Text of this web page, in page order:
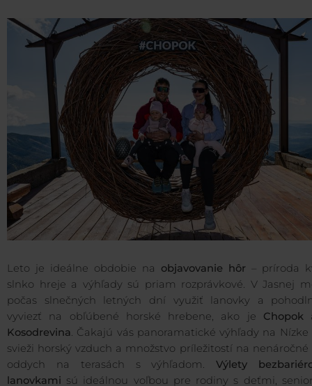
Leto je ideálne obdobie na objavovanie hôr – príroda
slnko hreje a výhľady sú priam rozprávkové. V Jasnej
počas slnečných letných dní využiť lanovky a
vyviezť na obľúbené horské hrebene, ako je Chopok
Kosodrevina. Čakajú vás panoramatické výhľady na Nízke
svieži horský vzduch a množstvo príležitostí na
oddych na terasách s výhľadom.Výlety
lanovkami sú ideálnou voľbou pre rodiny s deťmi,